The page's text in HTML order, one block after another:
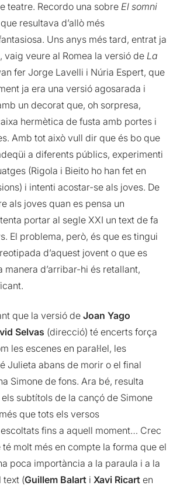
teatre. Recordo una sobreEl somni
que resultava d’allò més
Uns anys més tard, entrat ja
vaig veure al Romea la versió deLa
fer Jorge Lavelli i Núria Espert, que
ja era una versió agosarada i
un decorat que, oh sorpresa,
hermètica de fusta amb portes i
Amb tot això vull dir que és bo que
a diferents públics, experimenti
(Rigola i Bieito ho han fet en
i intenti acostar-se als joves. De
als joves quan es pensa un
portar al segle XXI un text de fa
El problema, però, és que es tingui
d’aquest jovent o que es
manera d’arribar-hi és retallant,
que la versió de Joan Yago
Selvas (direcció) té encerts força
les escenes en paral·lel, les
Julieta abans de morir o el final
Simone de fons. Ara bé, resulta
subtítols de la cançó de Simone
que tots els versos
fins a aquell moment… Crec
molt més en compte la forma que el
poca importància a la paraula i a la
text (Guillem Balart i Xavi Ricart en